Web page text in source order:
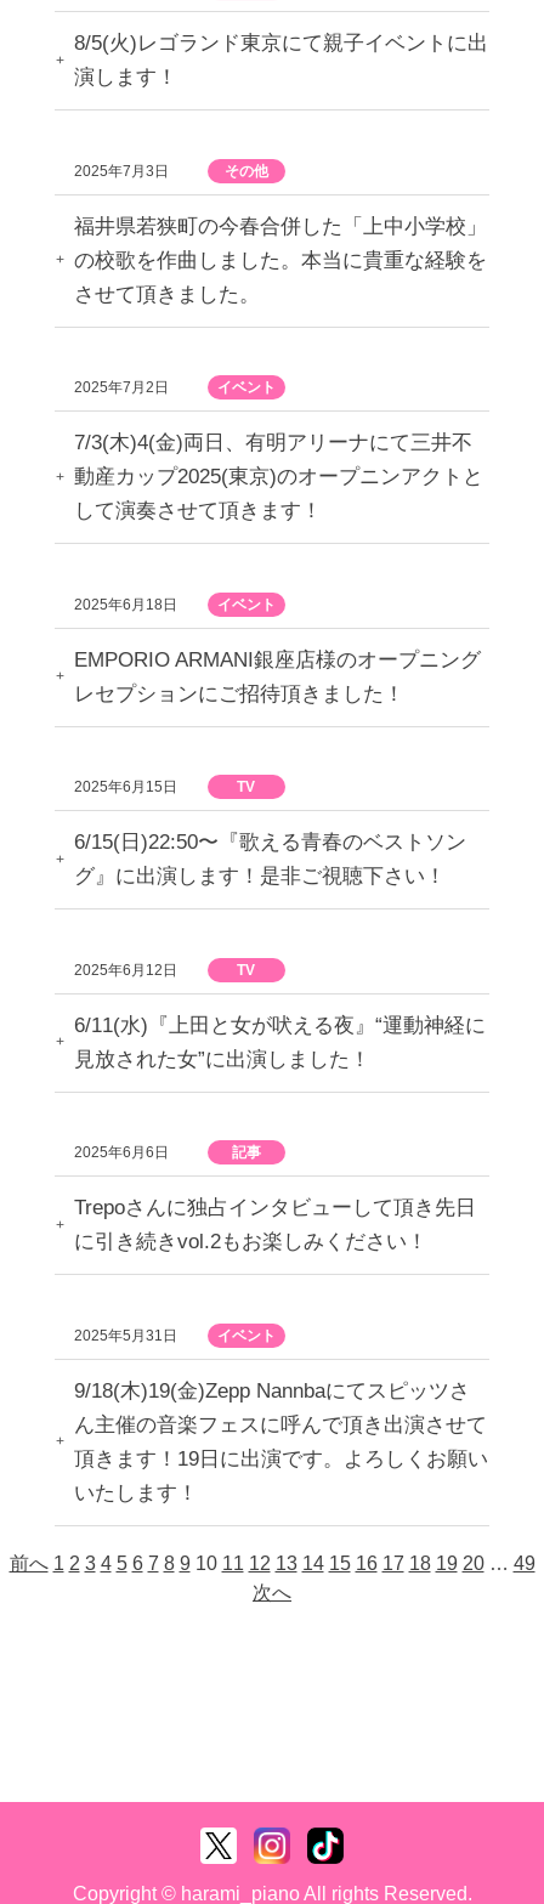
8/5(火)レゴランド東京にて親子イベントに出
演します！
2025年7月3日 その他
福井県若狭町の今春合併した「上中小学校」
の校歌を作曲しました。本当に貴重な経験を
させて頂きました。
2025年7月2日 イベント
7/3(木)4(金)両日、有明アリーナにて三井不
動産カップ2025(東京)のオープニンアクトと
して演奏させて頂きます！
2025年6月18日 イベント
EMPORIO ARMANI銀座店様のオープニング
レセプションにご招待頂きました！
2025年6月15日 TV
6/15(日)22:50〜『歌える青春のベストソン
グ』に出演します！是非ご視聴下さい！
2025年6月12日 TV
6/11(水)『上田と女が吠える夜』“運動神経に
見放された女”に出演しました！
2025年6月6日 記事
Trepoさんに独占インタビューして頂き先日
に引き続きvol.2もお楽しみください！
2025年5月31日 イベント
9/18(木)19(金)Zepp Nannbaにてスピッツさ
ん主催の音楽フェスに呼んで頂き出演させて
頂きます！19日に出演です。よろしくお願い
いたします！
前へ 1 2 3 4 5 6 7 8 9 10 11 12 13 14 15 16 17 18 19 20 … 49
次へ
Copyright © harami_piano All rights Reserved.